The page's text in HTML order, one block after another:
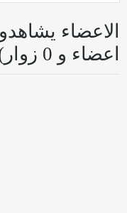
اعضاء و 0 زوار)